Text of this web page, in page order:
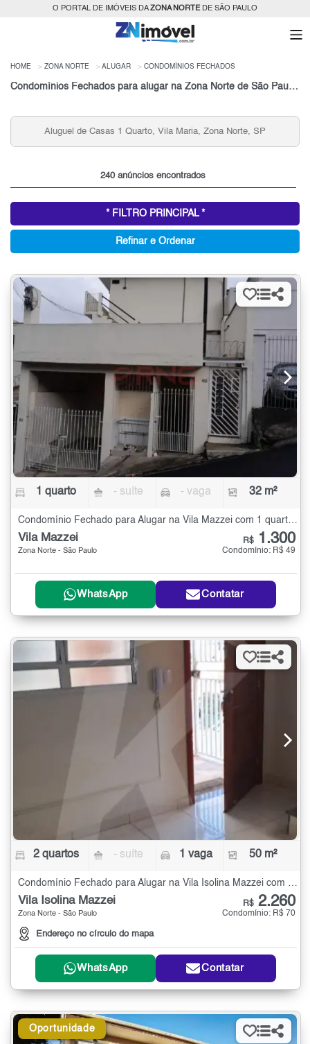
O PORTAL DE IMÓVEIS DAZONA NORTEDE SÃO PAULO
HOME ZONA NORTE ALUGAR CONDOMÍNIOS FECHADOS
Condomínios Fechados para alugar na Zona Norte de São Paulo, SP
Aluguel de Casas 1 Quarto, Vila Maria, Zona Norte, SP
240 anúncios encontrados
* FILTRO PRINCIPAL *
Refinar e Ordenar
1 quarto - suíte - vaga 32 m²
Condomínio Fechado para Alugar na Vila Mazzei com 1 quarto - 32 m²
Vila Mazzei
Zona Norte - São Paulo
R$ 1.300
Condomínio: R$ 49
WhatsApp Contatar
2 quartos - suíte 1 vaga 50 m²
Vila Isolina Mazzei
Zona Norte - São Paulo
Endereço no círculo do mapa
R$ 2.260
Condomínio: R$ 70
WhatsApp Contatar
Oportunidade